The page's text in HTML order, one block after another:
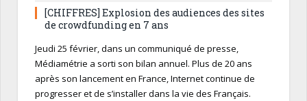
[CHIFFRES] Explosion des audiences des sites
de crowdfunding en 7 ans
Jeudi 25 février, dans un communiqué de presse,
Médiamétrie a sorti son bilan annuel. Plus de 20 ans
après son lancement en France, Internet continue de
progresser et de s’installer dans la vie des Français.